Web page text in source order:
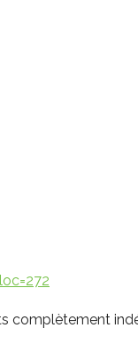
complètement